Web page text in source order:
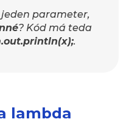
parameter,
? Kód má teda
.
lambda